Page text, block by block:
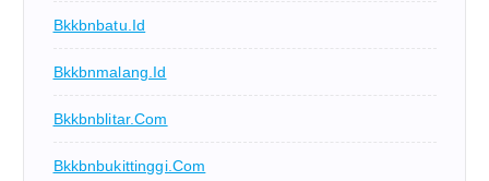
Bkkbnbatu.id
Bkkbnmalang.id
Bkkbnblitar.com
Bkkbnbukittinggi.com